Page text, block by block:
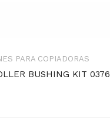
PARA COPIADORAS
BUSHING KIT 0376